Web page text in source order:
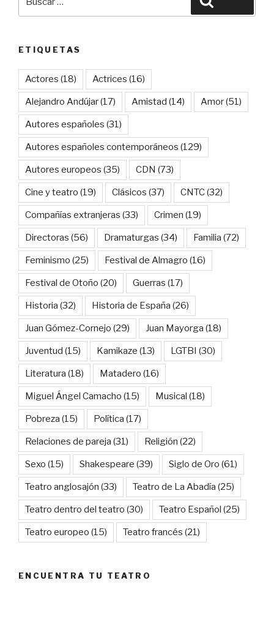
ETIQUETAS
Actores (18) Actrices (16)
Alejandro Andújar(17) Amistad (14) Amor(51)
Autores españoles (31)
Autores españoles contemporáneos (129)
Autores europeos (35) CDN (73)
Cine y teatro (19) Clásicos (37) CNTC(32)
Compañías extranjeras (33) Crimen (19)
Directoras (56) Dramaturgas (34) Familia (72)
Feminismo (25) Festival de Almagro (16)
Festival de Otoño (20) Guerras (17)
Historia (32) Historia de España (26)
Juan Gómez-Cornejo (29) Juan Mayorga (18)
Juventud (15) Kamikaze (13) LGTBI (30)
Literatura (18) Matadero (16)
Miguel Ángel Camacho (15) Musical (18)
Pobreza (15) Política (17)
Relaciones de pareja (31) Religión (22)
Sexo (15) Shakespeare (39) Siglo de Oro (61)
Teatro anglosajón (33) Teatro de La Abadía (25)
Teatro dentro del teatro (30) Teatro Español (25)
Teatro europeo (15) Teatro francés (21)
ENCUENTRA TU TEATRO